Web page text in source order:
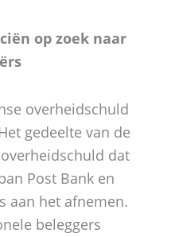
op zoek naar
overheidschuld
gedeelte van de
dat
Post Bank en
aan het afnemen.
beleggers